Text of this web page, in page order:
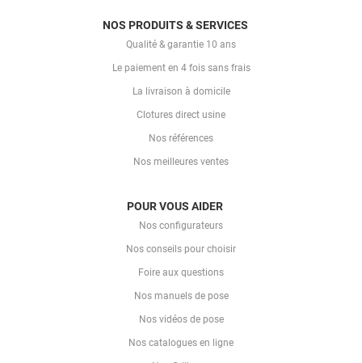
NOS PRODUITS & SERVICES
Qualité & garantie 10 ans
Le paiement en 4 fois sans frais
La livraison à domicile
Clotures direct usine
Nos références
Nos meilleures ventes
POUR VOUS AIDER
Nos configurateurs
Nos conseils pour choisir
Foire aux questions
Nos manuels de pose
Nos vidéos de pose
Nos catalogues en ligne